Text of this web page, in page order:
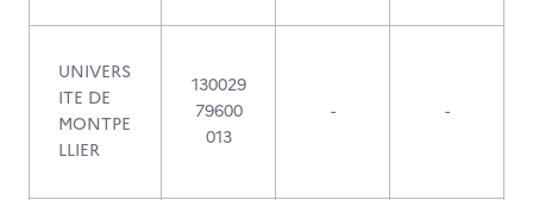
UNIVERS
ITE DE
MONTPE
LLIER
130029
79600
013
- -